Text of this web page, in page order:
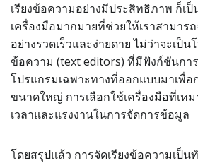
เรียงข้อความอย่างมีประสิทธิภาพ ก็เ
เครื่องมือมากมายที่ช่วยให้เราสามาร
อย่างรวดเร็วและง่ายดาย ไม่ว่าจะเป็
ข้อความ (text editors) ที่มีฟังก์ชันการ
โปรแกรมเฉพาะทางที่ออกแบบมาเพื่อ
ขนาดใหญ่ การเลือกใช้เครื่องมือที่เห
เวลาและแรงงานในการจัดการข้อมูล
โดยสรุปแล้ว การจัดเรียงข้อความเป็